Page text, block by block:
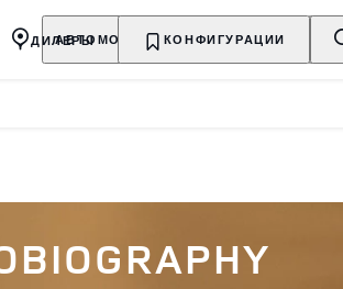
АВТОМОБИЛИ ВЛАДЕЛЬЦАМ О
ДИЛЕРЫ КОНФИГУРАЦИИ